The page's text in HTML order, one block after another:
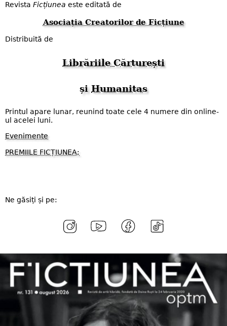
Revista Ficțiunea este editată de
Asociația Creatorilor de Ficțiune
Distribuită de
Librăriile Cărturești
șiHumanitas
Printul apare lunar, reunind toate cele 4 numere din online-
ul acelei luni.
Evenimente
PREMIILE FICȚIUNEA;
Ne găsiți și pe: